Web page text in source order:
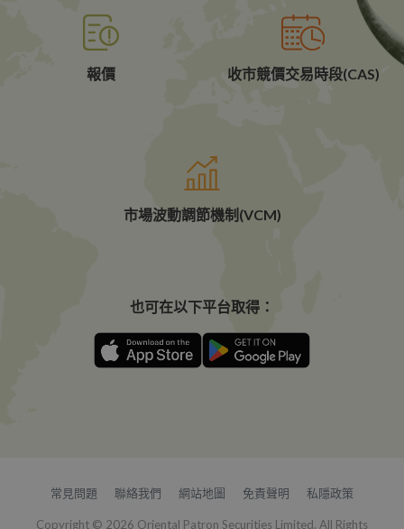
報價 收市競價交易時段(CAS)
市場波動調節機制(VCM)
也可在以下平台取得：
常見問題 聯絡我們 網站地圖 免責聲明 私隱政策
Copyright © 2026 Oriental Patron Securities Limited. All Rights